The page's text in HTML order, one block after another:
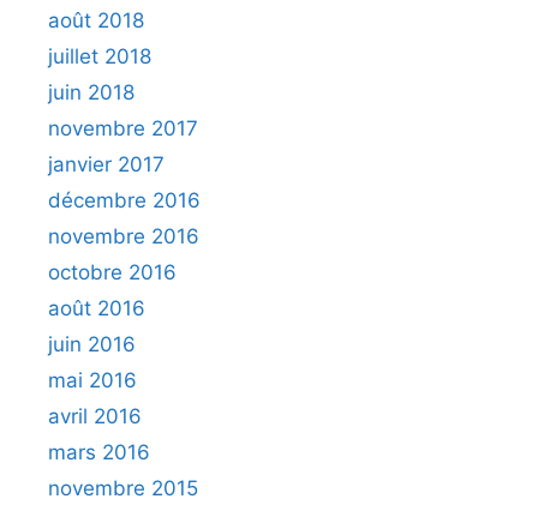
août 2018
juillet 2018
juin 2018
novembre 2017
janvier 2017
décembre 2016
novembre 2016
octobre 2016
août 2016
juin 2016
mai 2016
avril 2016
mars 2016
novembre 2015